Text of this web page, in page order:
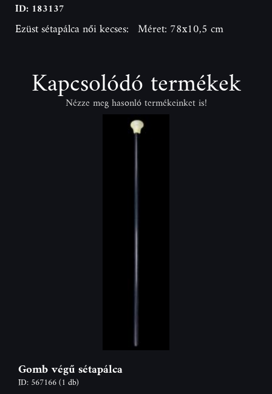
ID: 183137
Ezüst sétapálca női kecses: Méret: 78x10,5 cm
Kapcsolódó termékek
Nézze meg hasonló termékeinket is!
Gomb végű sétapálca
ID: 567166(1 db)